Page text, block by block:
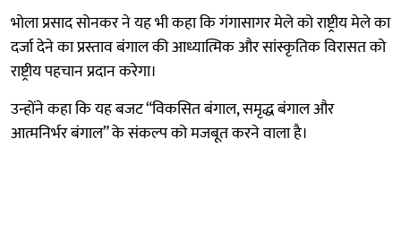
भोला प्रसाद सोनकर ने यह भी कहा कि गंगासागर मेले को राष्ट्रीय मेले का
दर्जा देने का प्रस्ताव बंगाल की आध्यात्मिक और सांस्कृतिक विरासत को
राष्ट्रीय पहचान प्रदान करेगा।
उन्होंने कहा कि यह बजट “विकसित बंगाल, समृद्ध बंगाल और
आत्मनिर्भर बंगाल” के संकल्प को मजबूत करने वाला है।